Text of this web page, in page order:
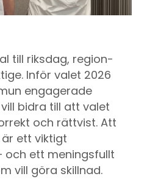
till riksdag, region-
Inför valet 2026
engagerade
bidra till att valet
och rättvist. Att
ett viktigt
och ett meningsfullt
vill göra skillnad.